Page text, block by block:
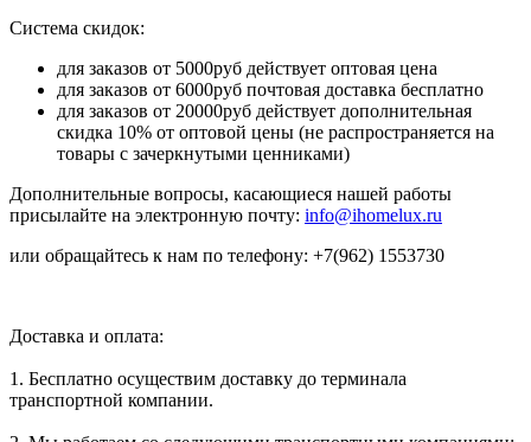
Система скидок:
для заказов от 5000руб действует оптовая цена
для заказов от 6000руб почтовая доставка бесплатно
для заказов от 20000руб действует дополнительная
скидка 10% от оптовой цены (не распространяется на
товары с зачеркнутыми ценниками)
Дополнительные вопросы, касающиеся нашей работы
присылайте на электронную почту: info@ihomelux.ru
или обращайтесь к нам по телефону: +7(962) 1553730
Доставка и оплата:
1. Бесплатно осуществим доставку до терминала
транспортной компании.